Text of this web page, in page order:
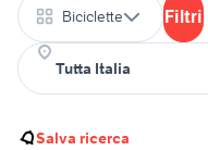
Biciclette Filtri
Salva ricerca